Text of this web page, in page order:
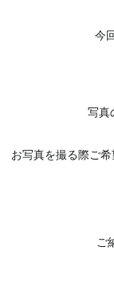
今
写真
お写真を撮る際ご
ご